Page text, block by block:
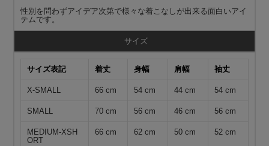
性別を問わずアイデア次第で様々な着こなしが出来る面白いアイ
テムです。
サイズ
サイズ表記 着丈 身幅 肩幅 袖丈
X-SMALL 66 cm 54 cm 44 cm 54 cm
SMALL 70 cm 56 cm 46 cm 56 cm
MEDIUM-XSH
ORT
66 cm 62 cm 50 cm 52 cm